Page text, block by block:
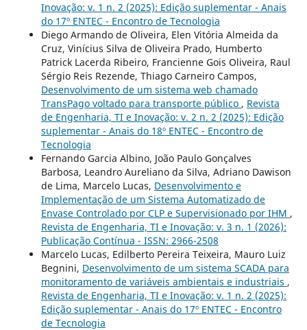
Inovação: v. 1 n. 2 (2025): Edição suplementar - Anais
do 17º ENTEC - Encontro de Tecnologia
Diego Armando de Oliveira, Elen Vitória Almeida da
Cruz, Vinícius Silva de Oliveira Prado, Humberto
Patrick Lacerda Ribeiro, Francienne Gois Oliveira, Raul
Sérgio Reis Rezende, Thiago Carneiro Campos,
Desenvolvimento de um sistema web chamado
TransPago voltado para transporte público , Revista
de Engenharia, TI e Inovação: v. 2 n. 2 (2025): Edição
suplementar - Anais do 18º ENTEC - Encontro de
Tecnologia
Fernando Garcia Albino, João Paulo Gonçalves
Barbosa, Leandro Aureliano da Silva, Adriano Dawison
de Lima, Marcelo Lucas, Desenvolvimento e
Implementação de um Sistema Automatizado de
Envase Controlado por CLP e Supervisionado por IHM ,
Revista de Engenharia, TI e Inovação: v. 3 n. 1 (2026):
Publicação Contínua - ISSN: 2966-2508
Marcelo Lucas, Edilberto Pereira Teixeira, Mauro Luiz
Begnini, Desenvolvimento de um sistema SCADA para
monitoramento de variáveis ambientais e industriais ,
Revista de Engenharia, TI e Inovação: v. 1 n. 2 (2025):
Edição suplementar - Anais do 17º ENTEC - Encontro
de Tecnologia